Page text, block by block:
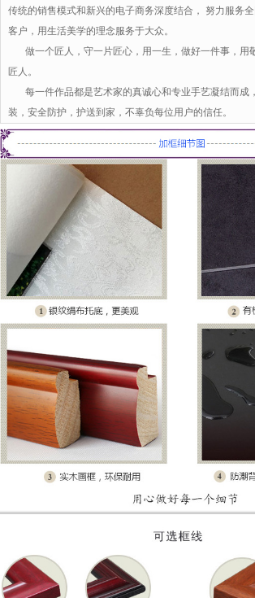
传统的销售模式和新兴的电子商务深度结合， 努力服务
客户，用生活美学的理念服务于大众。
做一个匠人，守一片匠心，用一生，做好一件事，用
匠人。
每一件作品都是艺术家的真诚心和专业手艺凝结而成
装，安全防护，护送到家，不辜负每位用户的信任。